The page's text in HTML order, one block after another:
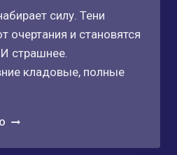
силу. Тени
очертания и становятся
страшнее.
кладовые, полные
ЗАБЫТЫЕ-2:
ВЗАЙМЫ